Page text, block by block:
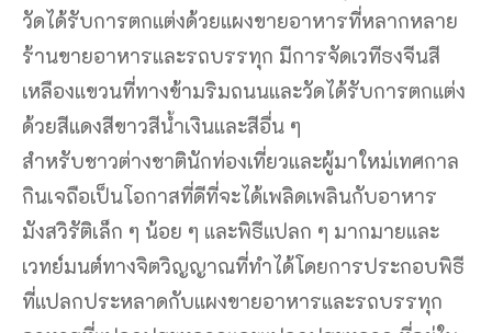
วัดได้รับการตกแต่งด้วยแผงขายอาหารที่หลากหลาย
ร้านขายอาหารและรถบรรทุก มีการจัดเวทีธงจีนสี
เหลืองแขวนที่ทางข้ามริมถนนและวัดได้รับการตกแต่ง
ด้วยสีแดงสีขาวสีน้ำเงินและสีอื่น ๆ
สำหรับชาวต่างชาตินักท่องเที่ยวและผู้มาใหม่เทศกาล
กินเจถือเป็นโอกาสที่ดีที่จะได้เพลิดเพลินกับอาหาร
มังสวิรัติเล็ก ๆ น้อย ๆ และพิธีแปลก ๆ มากมายและ
เวทย์มนต์ทางจิตวิญญาณที่ทำได้โดยการประกอบพิธี
ที่แปลกประหลาดกับแผงขายอาหารและรถบรรทุก